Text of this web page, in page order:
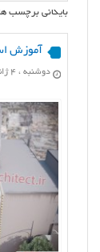
بایگانی برچسب
آموزش
دوشنبه ، 4 ژانویه